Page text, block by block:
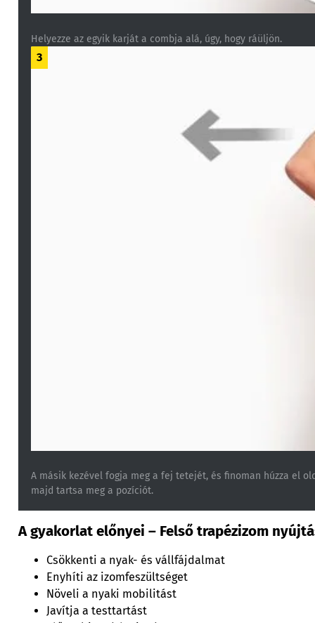
Helyezze az egyik karját a combja alá, úgy, hogy ráüljön.
3
A másik kezével fogja meg a fej tetejét, és finoman húzza el
majd tartsa meg a pozíciót.
A gyakorlat előnyei – Felső trapézizom
Csökkenti a nyak- és vállfájdalmat
Enyhíti az izomfeszültséget
Növeli a nyaki mobilitást
Javítja a testtartást